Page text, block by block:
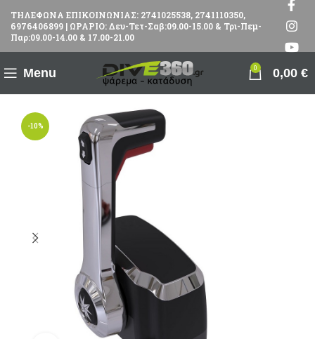
ΤΗΛΕΦΩΝΑ ΕΠΙΚΟΙΝΩΝΙΑΣ: 2741025538, 2741110350,
6976406899 | ΩΡΑΡΙΟ: Δευ-Τετ-Σαβ:09.00-15.00 & Τρι-Πεμ-
Παρ:09.00-14.00 & 17.00-21.00
Menu 0 0,00 €
-10%